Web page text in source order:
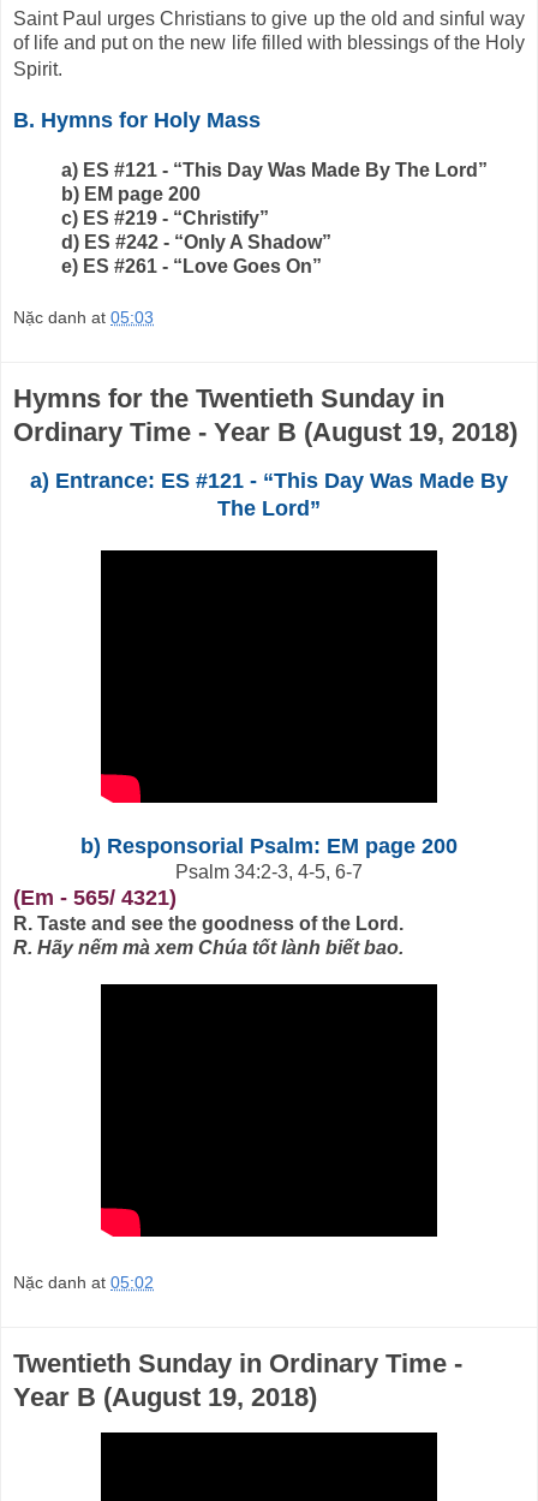
Saint Paul urges Christians to give up the old and sinful way
of life and put on the new life filled with blessings of the Holy
Spirit.
B. Hymns for Holy Mass
a) ES #121 - “This Day Was Made By The Lord”
b) EM page 200
c) ES #219 - “Christify”
d) ES #242 - “Only A Shadow”
e) ES #261 - “Love Goes On”
Nặc danh at 05:03
Hymns for the Twentieth Sunday in
Ordinary Time - Year B (August 19, 2018)
a) Entrance: ES #121 - “This Day Was Made By
The Lord”
b) Responsorial Psalm: EM page 200
Psalm 34:2-3, 4-5, 6-7
(Em - 565/ 4321)
R. Taste and see the goodness of the Lord.
R. Hãy nếm mà xem Chúa tốt lành biết bao.
Nặc danh at 05:02
Twentieth Sunday in Ordinary Time -
Year B (August 19, 2018)